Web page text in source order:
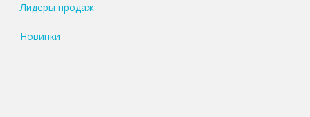
Лидеры продаж
Новинки